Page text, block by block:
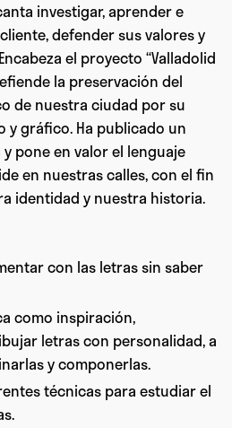
investigar, aprender e
defender sus valores y
el proyecto “Valladolid
la preservación del
de nuestra ciudad por su
gráfico. Ha publicado un
pone en valor el lenguaje
en nuestras calles, con el fin
identidad y nuestra historia.
con las letras sin saber
como inspiración,
letras con personalidad, a
y componerlas.
técnicas para estudiar el